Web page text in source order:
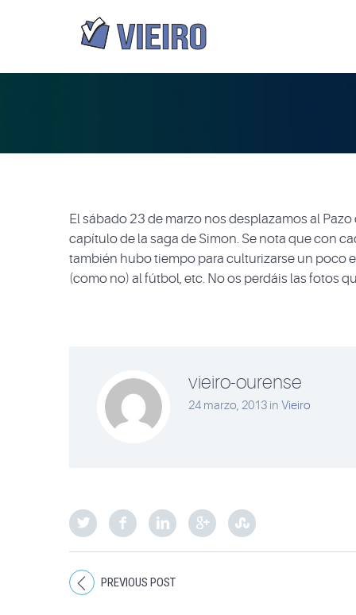
El sábado 23 de marzo nos desplazamos al
capítulo de la saga de Simon. Se nota que con
también hubo tiempo para culturizarse un poco
(como no) al fútbol, etc. No os perdáis las fotos
vieiro-ourense
24 marzo, 2013 in Vieiro
PREVIOUS POST